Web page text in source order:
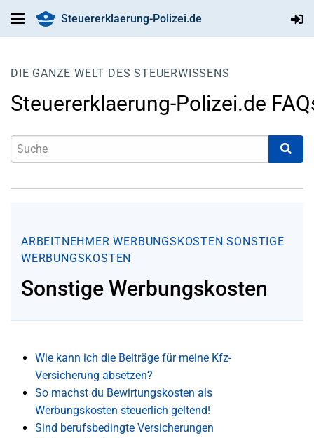
Steuererklaerung-Polizei.de
DIE GANZE WELT DES STEUERWISSENS
Steuererklaerung-Polizei.de
ARBEITNEHMER WERBUNGSKOSTEN SONSTIGE
WERBUNGSKOSTEN
Sonstige Werbungskosten
Wie kann ich die Beiträge für meine Kfz-
Versicherung absetzen?
So machst du Bewirtungskosten als
Werbungskosten steuerlich geltend!
Sind berufsbedingte Versicherungen